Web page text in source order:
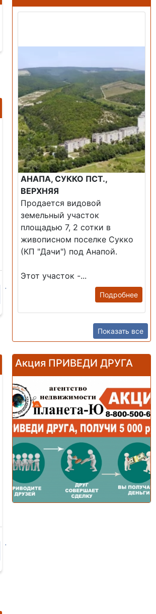
АНАПА, СУККО ПСТ.,
ВЕРХНЯЯ
Продается видовой
земельный участок
площадью 7, 2 сотки в
живописном поселке Сукко
(КП "Дачи") под Анапой.
Этот участок -...
Подробнее
Показать все
Акция ПРИВЕДИ ДРУГА